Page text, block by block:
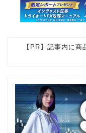
【PR】記事内に